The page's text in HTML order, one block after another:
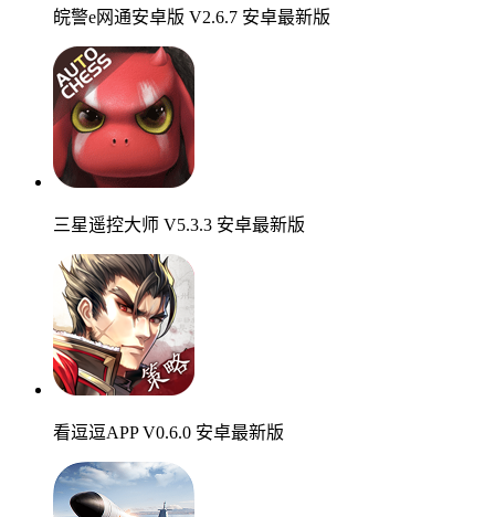
皖警e网通安卓版 V2.6.7 安卓最新版
三星遥控大师 V5.3.3 安卓最新版
看逗逗APP V0.6.0 安卓最新版